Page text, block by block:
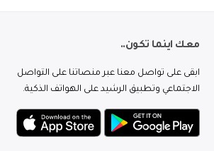
معك اينما تكون..
ابقى على تواصل معنا عبر منصاتنا على التواصل
الاجتماعي وتطبيق الرشيد على الهواتف الذكية.